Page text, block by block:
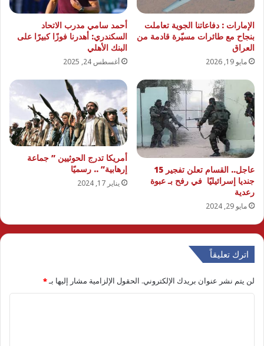
الإمارات : دفاعاتنا الجوية تعاملت
بنجاح مع طائرات مسيّرة قادمة من
العراق
مايو 19, 2026
أحمد سامي مدرب الاتحاد
السكندري: أهدرنا فوزًا كبيرًا على
البنك الأهلي
أغسطس 24, 2025
عاجل.. القسام تعلن تفجير 15
جنديا إسرائيليًا في رفح بـ عبوة
رعدية
مايو 29, 2024
أمريكا تدرج الحوثيين ” جماعة
إرهابية” .. رسميًا
يناير 17, 2024
اترك تعليقاً
لن يتم نشر عنوان بريدك الإلكتروني. الحقول الإلزامية مشار إليها بـ*